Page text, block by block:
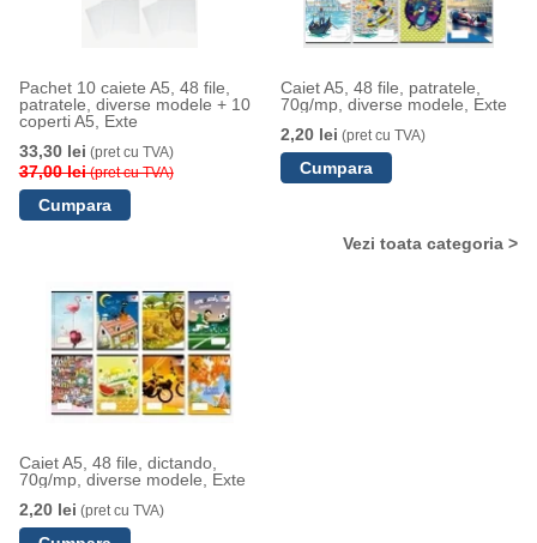
Pachet 10 caiete A5, 48 file,
patratele, diverse modele + 10
coperti A5, Exte
33,30 lei (pret cu TVA)
37,00 lei(pret cu TVA)
Caiet A5, 48 file, patratele,
70g/mp, diverse modele, Exte
2,20 lei (pret cu TVA)
Vezi toata categoria >
Caiet A5, 48 file, dictando,
70g/mp, diverse modele, Exte
2,20 lei (pret cu TVA)